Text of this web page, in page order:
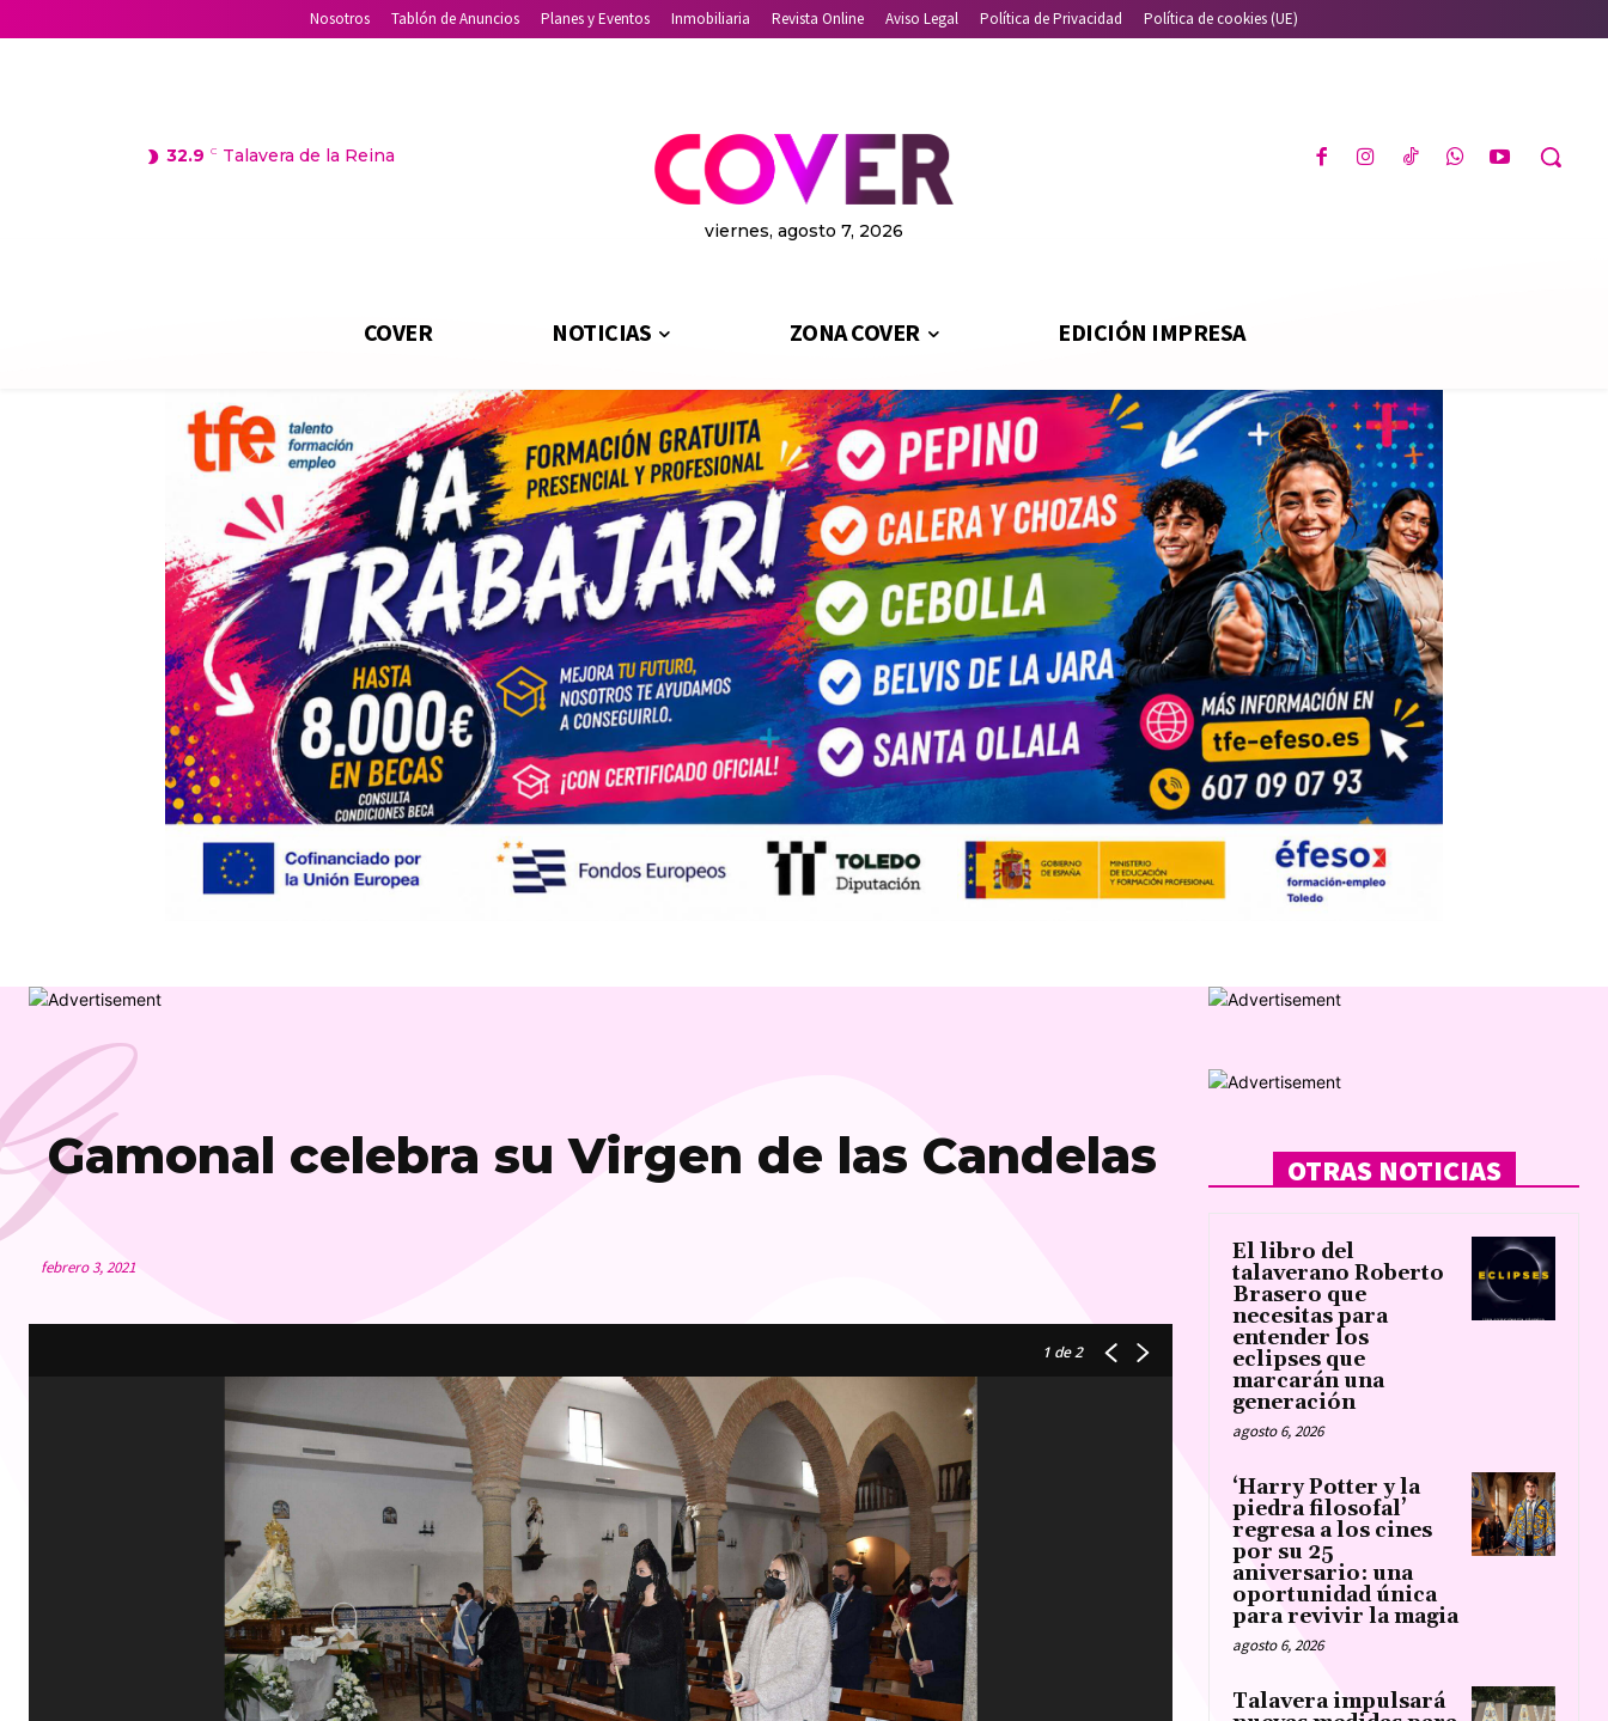
Nosotros Tablón de Anuncios Planes y Eventos Inmobiliaria Revista Online Aviso Legal Política de Privacidad Política de cookies (UE)
32.9 C Talavera de la Reina
viernes, agosto 7, 2026
COVER NOTICIAS ZONA COVER EDICIÓN IMPRESA
Gamonal celebra su Virgen de las Candelas
febrero 3, 2021
1 de 2
OTRAS NOTICIAS
El libro del
talaverano Roberto
Brasero que
necesitas para
entender los
eclipses que
marcarán una
generación
agosto 6, 2026
‘Harry Potter y la
piedra filosofal’
regresa a los cines
por su 25
aniversario: una
oportunidad única
para revivir la magia
agosto 6, 2026
Talavera impulsará